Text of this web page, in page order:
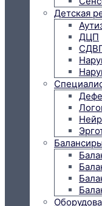
Детская
ДЦП
Балансиры